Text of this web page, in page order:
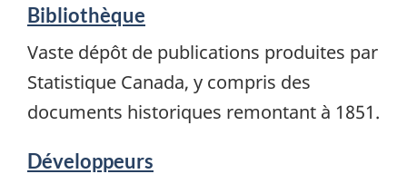
Bibliothèque
Vaste dépôt de publications produites par
Statistique Canada, y compris des
documents historiques remontant à 1851.
Développeurs